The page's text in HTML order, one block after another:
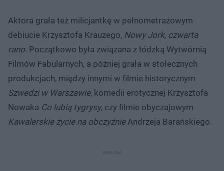
Aktora grała też milicjantkę w pełnometrażowym
debiucie Krzysztofa Krauzego, Nowy Jork, czwarta
rano. Początkowo była związana z łódzką Wytwórnią
Filmów Fabularnych, a później grała w stołecznych
produkcjach, między innymi w filmie historycznym
Szwedzi w Warszawie, komedii erotycznej Krzysztofa
Nowaka Co lubią tygrysy, czy filmie obyczajowym
Kawalerskie życie na obczyźnieAndrzeja Barańskiego.